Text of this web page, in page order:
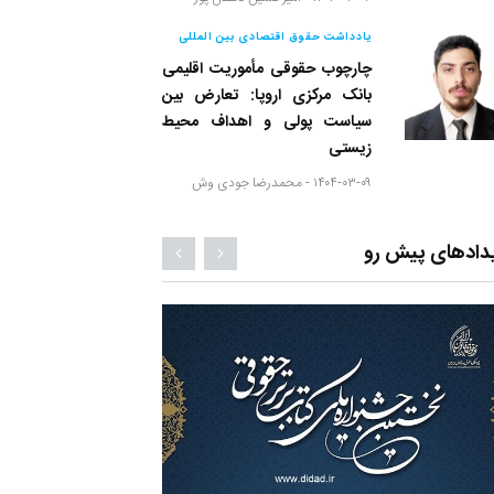
یادداشت حقوق اقتصادی بین المللی
چارچوب حقوقی مأموریت اقلیمی
بانک مرکزی اروپا: تعارض بین
سیاست پولی و اهداف محیط
زیستی
۱۴۰۴-۰۳-۰۹ - محمدرضا جودی وش
پیش رو